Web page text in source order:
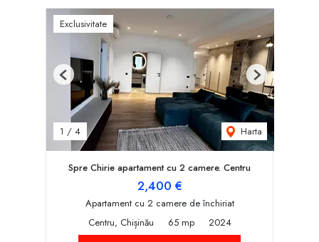
Exclusivitate
1 / 4 Harta
Previous Next
Spre Chirie apartament cu 2 camere. Centru
2,400 €
Apartament cu 2 camere de închiriat
Centru, Chișinău
65 mp
2024